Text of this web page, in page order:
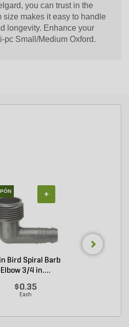
you can trust in the
makes it easy to handle
longevity. Enhance your
pc Small/Medium Oxford.
Bird Spiral Barb
Elbow 3/4 in....
$0.35
Each
+